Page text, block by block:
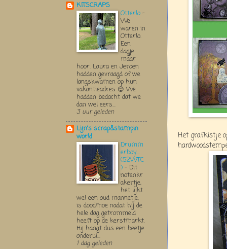
Het grafkistje
KITSCRAPS
Otterlo -
We
waren in
Otterlo.
Een
dagje
maar
hoor. Laura en Jeroen
hadden gevraagd of we
langskwamen op hun
vakantieadres 😊 We
hadden bedacht dat we
dan wel eers...
3 uur geleden
Lijn's scrap&stampin
world
Drumm
erboy....
(52WTC
) - Dit
notenkr
akertje,
het lijkt
wel een oud mannetje,
is doodmoe nadat hij de
hele dag getrommeld
heeft op de kerstmarkt.
Hij hangt dus een beetje
onderui...
1 dag geleden